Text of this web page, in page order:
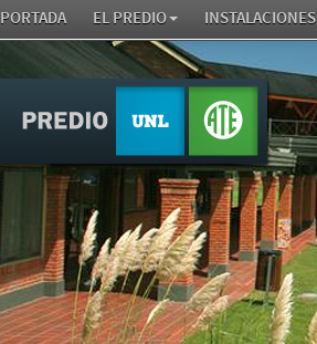
PORTADA EL PREDIO INSTALACIONES